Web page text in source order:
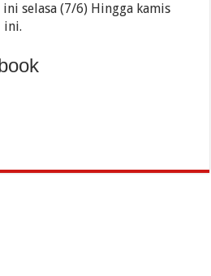
selasa (7/6) Hingga kamis
ini.